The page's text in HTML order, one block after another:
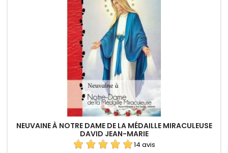
NEUVAINE À NOTRE DAME DE LA MÉDAILLE MIRACULEUSE
DAVID JEAN-MARIE
14 avis